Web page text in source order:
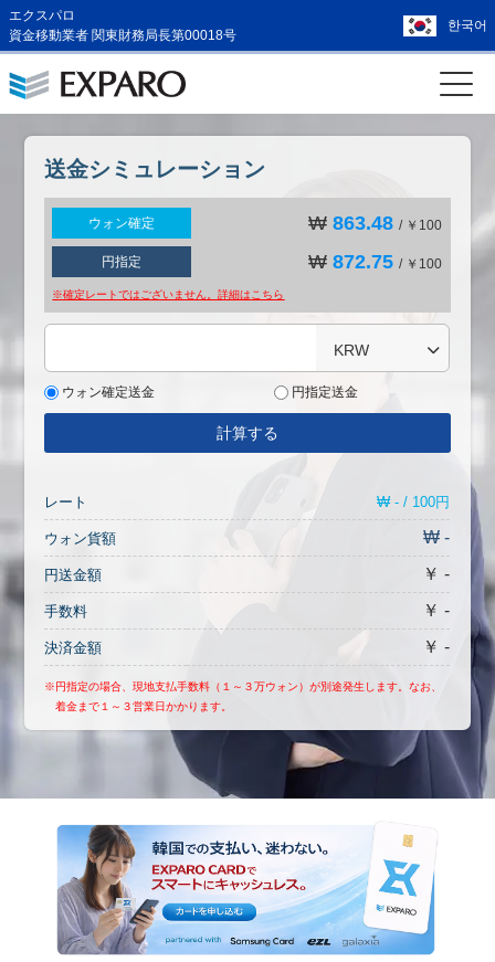
エクスパロ
資金移動業者 関東財務局長第00018号
한국어
送金シミュレーション
ウォン確定 ₩863.48 / ￥100
円指定 ₩872.75 / ￥100
※確定レートではございません。詳細は こちら
KRW
ウォン確定送金 円指定送金
計算する
レート ₩ - / 100円
ウォン貨額 ₩ -
円送金額 ￥ -
手数料 ￥ -
決済金額 ￥ -
※円指定の場合、現地支払手数料（１～３万ウォン）が別途発生します。なお、
着金まで１～３営業日かかります。